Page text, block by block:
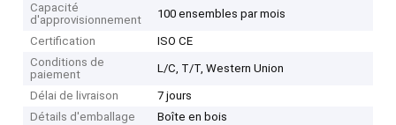
Capacité
d'approvisionnement
100 ensembles par mois
Certification
ISO CE
Conditions de
paiement
L/C, T/T, Western Union
Délai de livraison
7 jours
Détails d'emballage
Boîte en bois